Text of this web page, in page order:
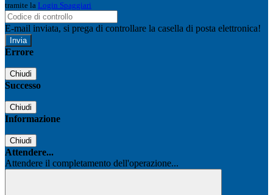
tramite la Login Spaggiari
E-mail inviata, si prega di controllare la casella di posta elettronica!
Errore
Chiudi
Successo
Chiudi
Informazione
Chiudi
Attendere...
Attendere il completamento dell'operazione...